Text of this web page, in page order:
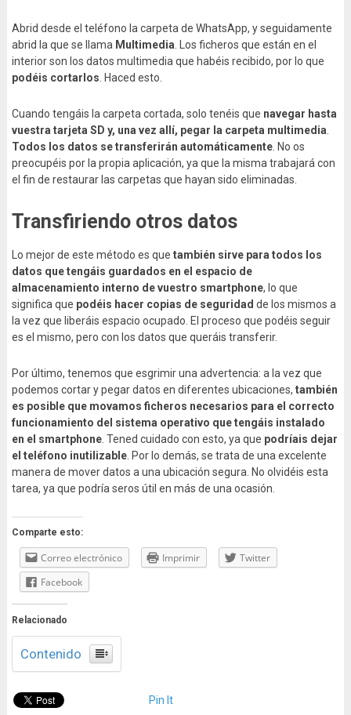
Abrid desde el teléfono la carpeta de WhatsApp, y seguidamente
abrid la que se llama Multimedia . Los ficheros que están en el
interior son los datos multimedia que habéis recibido, por lo que
podéis cortarlos . Haced esto.
Cuando tengáis la carpeta cortada, solo tenéis que navegar hasta
vuestra tarjeta SD y, una vez allí, pegar la carpeta multimedia
Todos los datos se transferirán automáticamente. No os
preocupéis por la propia aplicación, ya que la misma trabajará con
el fin de restaurar las carpetas que hayan sido eliminadas.
Transfiriendo otros datos
Lo mejor de este método es que también sirve para todos los
datos que tengáis guardados en el espacio de
almacenamiento interno de vuestro smartphone, lo que
significa que podéis hacer copias de seguridad de los mismos a
la vez que liberáis espacio ocupado. El proceso que podéis seguir
es el mismo, pero con los datos que queráis transferir.
Por último, tenemos que esgrimir una advertencia: a la vez que
podemos cortar y pegar datos en diferentes ubicaciones, también
es posible que movamos ficheros necesarios para el correcto
funcionamiento del sistema operativo que tengáis instalado
en el smartphone. Tened cuidado con esto, ya que podríais dejar
el teléfono inutilizable. Por lo demás, se trata de una excelente
manera de mover datos a una ubicación segura. No olvidéis esta
tarea, ya que podría seros útil en más de una ocasión.
Comparte esto:
Correo electrónico Imprimir
Twitter
Facebook
Relacionado
Contenido
Pin It